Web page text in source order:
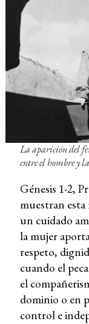
La aparición del
entre el hombre y
Génesis 1-2,
muestran esta
un cuidado
la mujer
respeto,
cuando el
el
dominio o en
control e